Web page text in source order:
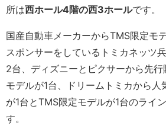
所は西ホール4階の西3ホールです。
国産自動車メーカーからTMS限定モ
スポンサーをしているトミカネッツ
2台、ディズニーとピクサーから先
モデルが1台、ドリームトミカから人
が1台とTMS限定モデルが1台のライ
す。